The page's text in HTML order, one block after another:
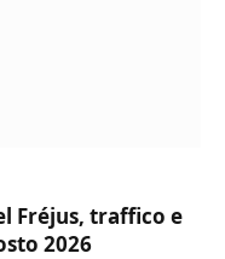
Fréjus, traffico e
2026